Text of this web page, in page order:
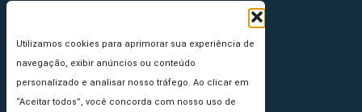
Utilizamos cookies para aprimorar sua experiência de
navegação, exibir anúncios ou conteúdo
personalizado e analisar nosso tráfego. Ao clicar em
“Aceitar todos”, você concorda com nosso uso de
Princípios Editoriais